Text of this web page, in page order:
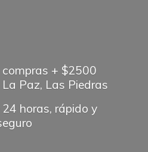
+ $2500
Paz, Las Piedras
horas, rápido y